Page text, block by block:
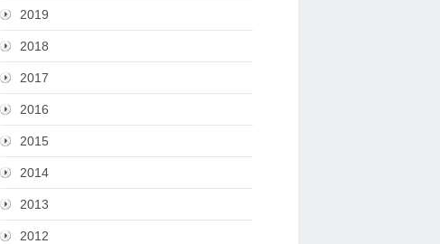
2019
2018
2017
2016
2015
2014
2013
2012